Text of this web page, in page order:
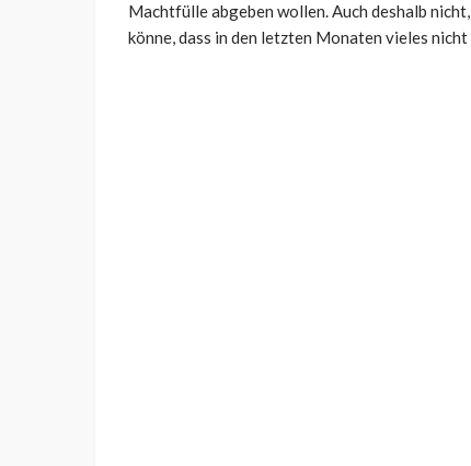
Machtfülle abgeben wollen. Auch deshalb
könne, dass in den letzten Monaten vieles